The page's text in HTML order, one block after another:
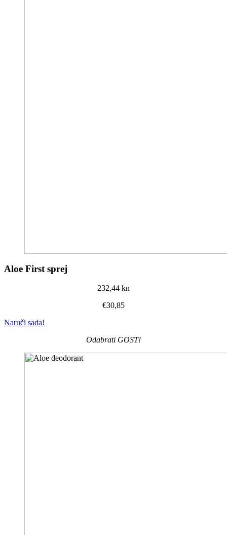
Aloe First sprej
232,44 kn
€30,85
Naruči sada!
Odabrati GOST!